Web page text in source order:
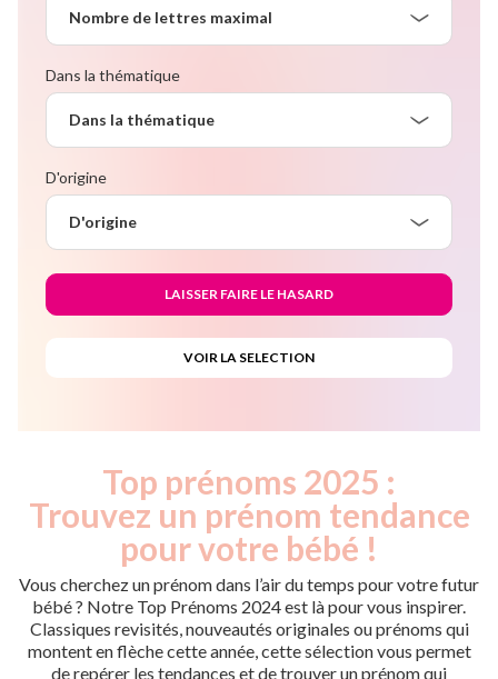
Nombre de lettres maximal
Dans la thématique
Dans la thématique
D'origine
D'origine
Top prénoms 2025 :
Trouvez un prénom tendance
pour votre bébé !
Vous cherchez un prénom dans l’air du temps pour votre futur
bébé ? Notre Top Prénoms 2024 est là pour vous inspirer.
Classiques revisités, nouveautés originales ou prénoms qui
montent en flèche cette année, cette sélection vous permet
de repérer les tendances et de trouver un prénom qui